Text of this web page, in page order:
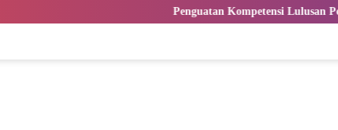
Penguatan Kompetensi Lulusan Perguruan Tinggi